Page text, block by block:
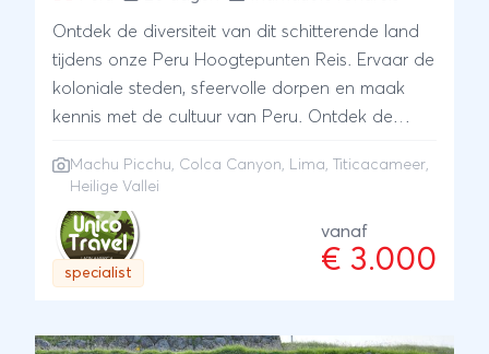
Ontdek de diversiteit van dit schitterende land
tijdens onze Peru Hoogtepunten Reis. Ervaar de
koloniale steden, sfeervolle dorpen en maak
kennis met de cultuur van Peru. Ontdek de
door het indrukwekkende Andesgebergte en
culinaire hoofdstad Lima, bezoek de Heilige
Vallei en spot Andescondors in de Colca
Canyon. Overnacht op unieke locaties zoals op
met de Peruaanse cultuur en gastvrijheid en leer
Machu Picchu, Colca Canyon, Lima, Titicacameer,
Heilige Vallei
specialist
vanaf
€ 3.000